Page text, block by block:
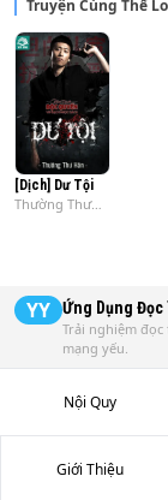
Truyện Cùng Thể
[Dịch] Dư Tội
Thường Thư
YY Ứng Dụng Đọc
Trải nghiệm
mạng yếu.
Nội Quy
Giới Thiệu